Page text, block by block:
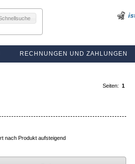
RECHNUNGEN UND ZAHLUNGEN
Seiten:1
nach Produkt aufsteigend